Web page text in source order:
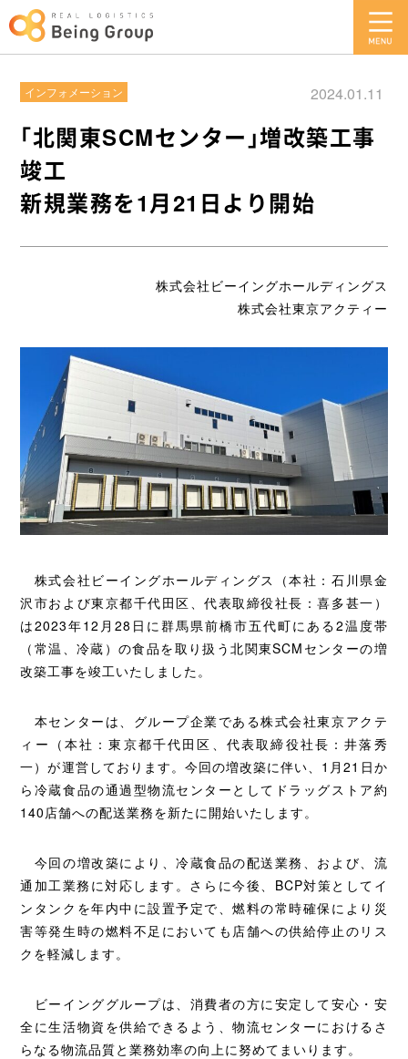
インフォメーション 2024.01.11
｢北関東SCMセンター｣増改築工事
竣工
新規業務を1月21日より開始
株式会社ビーイングホールディングス
株式会社東京アクティー
株式会社ビーイングホールディングス（本社：石川県金
沢市および東京都千代田区、代表取締役社長：喜多甚一）
は2023年12月28日に群馬県前橋市五代町にある2温度帯
（常温、冷蔵）の食品を取り扱う北関東SCMセンターの増
改築工事を竣工いたしました。
本センターは、グループ企業である株式会社東京アクテ
ィー（本社：東京都千代田区、代表取締役社長：井落秀
一）が運営しております。今回の増改築に伴い、1月21日か
ら冷蔵食品の通過型物流センターとしてドラッグストア約
140店舗への配送業務を新たに開始いたします。
今回の増改築により、冷蔵食品の配送業務、および、流
通加工業務に対応します。さらに今後、BCP対策としてイ
ンタンクを年内中に設置予定で、燃料の常時確保により災
害等発生時の燃料不足においても店舗への供給停止のリス
クを軽減します。
ビーインググループは、消費者の方に安定して安心・安
全に生活物資を供給できるよう、物流センターにおけるさ
らなる物流品質と業務効率の向上に努めてまいります。